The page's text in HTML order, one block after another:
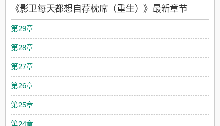
了吗（穿书）》求收藏----赵遂穿到了一本大男主文里，成了男主
进阶的……炮灰小说里他为了扶持小皇帝，处处跟男主作对，打
堆里撕成了碎片穿越过来的赵遂一激灵，赶紧扔掉了手中的鞭
子，要给男主送温暖，祈祷男主当上大将军后不要把他丢了喂狗
沈元安练武，他送去一把宝剑，还给人包好了扎个蝴蝶结送过去
沈元安吃饭，他打听好了喜好，三五不时的去送爱心餐沈元安不
喜小皇帝赵遂:让人告诉太傅，没事儿多布置点作业，别让孩子乱
窜惹人烦小皇帝气的哇哇大哭，太傅气的胡子跳了又跳，满朝文
武都知道摄政王是沈将军的狗腿子﹉﹉﹉﹉﹉﹉众人哀叹，这赵
氏天下……只怕要改姓沈了﹉﹉﹉﹉﹉﹉天下姓不姓沈赵遂不知
道，他只知道自己快姓沈了沈元安看他的眼神越来越不对劲逐渐
从鄙夷，到淡然，再到若有所思，最后升华到……势在必得沈元
《影卫每天都想自荐枕席（重生）》最新章节
第29章
第28章
第27章
第26章
第25章
第24章